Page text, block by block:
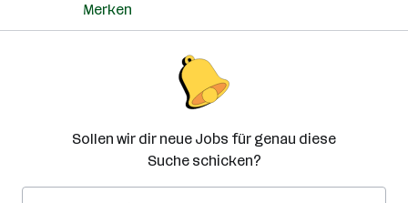
Merken
Sollen wir dir neue Jobs für genau diese
Suche schicken?